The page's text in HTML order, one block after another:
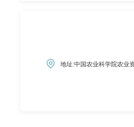
地址:中国农业科学院农业